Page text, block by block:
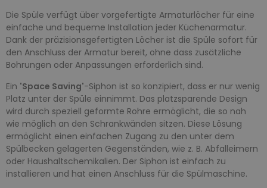
Die Spüle verfügt über vorgefertigte Armaturlöcher für eine
einfache und bequeme Installation jeder Küchenarmatur.
Dank der präzisionsgefertigten Löcher ist die Spüle sofort für
den Anschluss der Armatur bereit, ohne dass zusätzliche
Bohrungen oder Anpassungen erforderlich sind.
Ein 'Space Saving'-Siphon ist so konzipiert, dass er nur wenig
Platz unter der Spüle einnimmt. Das platzsparende Design
wird durch speziell geformte Rohre ermöglicht, die so nah
wie möglich an den Schrankwänden sitzen. Diese Lösung
ermöglicht einen einfachen Zugang zu den unter dem
Spülbecken gelagerten Gegenständen, wie z. B. Abfalleimern
oder Haushaltschemikalien. Der Siphon ist einfach zu
installieren und hat einen Anschluss für die Spülmaschine.